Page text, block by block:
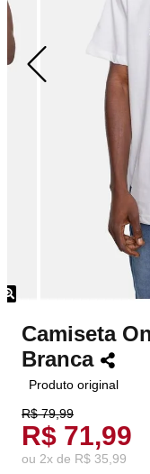
Camiseta
Branca
Produto original
R$ 79,99
R$ 71,99
ou 2x de R$ 35,99